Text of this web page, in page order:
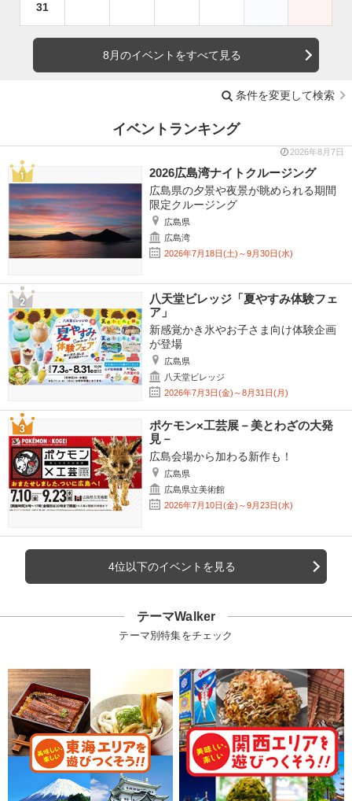
31
8月のイベントをすべて見る
条件を変更して検索
イベントランキング
2026年8月7日
2026広島湾ナイトクルージング
広島県の夕景や夜景が眺められる期間
限定クルージング
広島県
広島湾
2026年7月18日(土)～9月30日(水)
八天堂ビレッジ「夏やすみ体験フェ
ア」
新感覚かき氷やお子さま向け体験企画
が登場
広島県
八天堂ビレッジ
2026年7月3日(金)～8月31日(月)
ポケモン×工芸展－美とわざの大発
見－
広島会場から加わる新作も！
広島県
広島県立美術館
2026年7月10日(金)～9月23日(水)
4位以下のイベントを見る
テーマWalker
テーマ別特集をチェック